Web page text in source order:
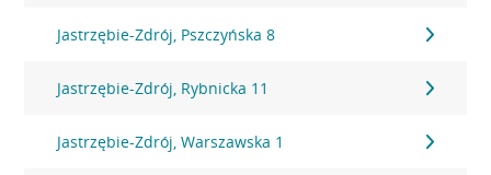
Jastrzębie-Zdrój, Pszczyńska 8
Jastrzębie-Zdrój, Rybnicka 11
Jastrzębie-Zdrój, Warszawska 1